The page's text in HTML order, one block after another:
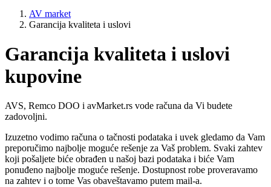
AV market
Garancija kvaliteta i uslovi
Garancija kvaliteta i uslovi
kupovine
AVS, Remco DOO i avMarket.rs vode računa da Vi budete
zadovoljni.
Izuzetno vodimo računa o tačnosti podataka i uvek gledamo da Vam
preporučimo najbolje moguće rešenje za Vaš problem. Svaki zahtev
koji pošaljete biće obrađen u našoj bazi podataka i biće Vam
ponuđeno najbolje moguće rešenje. Dostupnost robe proveravamo
na zahtev i o tome Vas obaveštavamo putem mail-a.